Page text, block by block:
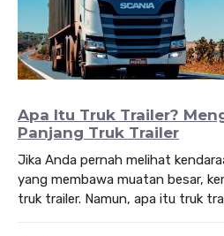
Apa Itu Truk Trailer?
Panjang Truk Trailer
Jika Anda pernah melihat
yang membawa muatan besar,
truk trailer. Namun, apa itu truk